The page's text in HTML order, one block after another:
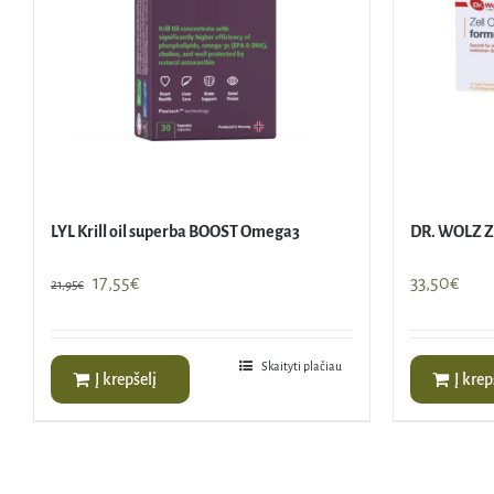
LYL Krill oil superba BOOST Omega3
21,95€
Original
17,55€Current
17,55€.
Į krepšelį
Skaityti plačiau
DR. WOLZ
33,50€
Į